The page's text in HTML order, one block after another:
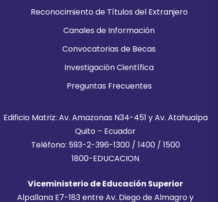
Reconocimiento de Títulos del Extranjero
Canales de Información
Convocatorias de Becas
Investigación Científica
Preguntas Frecuentes
Edificio Matriz: Av. Amazonas N34-451 y Av. Atahualpa
Quito – Ecuador
Teléfono: 593-2-396-1300 / 1400 / 1500
1800-EDUCACION
Viceministerio de Educación Superior
Alpallana E7-183 entre Av. Diego de Almagro y